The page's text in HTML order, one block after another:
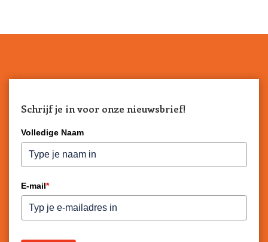
Schrijf je in voor onze nieuwsbrief!
Volledige Naam
E-mail*